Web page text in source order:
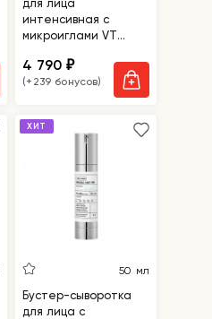
для лица
интенсивная с
микроиглами VT
Shot 300
4 790₽
(+239 бонусов)
ХИТ
50 мл
Бустер-сыворотка
для лица с